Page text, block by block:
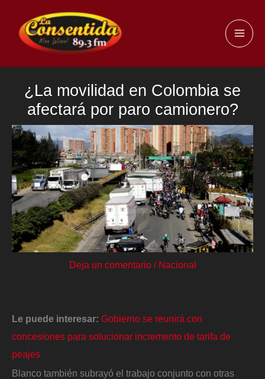
contenido
¿La movilidad en Colombia se
afectará por paro camionero?
Deja un comentario / Nacional
Le puede interesar: Gobierno se reunirá con
concesiones para solucionar incremento de tarifa de
peajes
Blanco también subrayó el trabajo conjunto con otras